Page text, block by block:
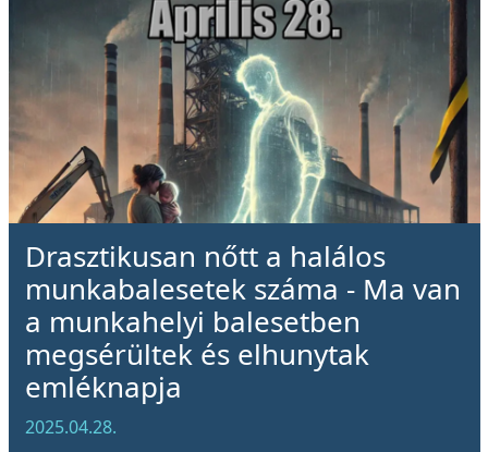
Drasztikusan nőtt a halálos
munkabalesetek száma - Ma van
a munkahelyi balesetben
megsérültek és elhunytak
emléknapja
2025.04.28.